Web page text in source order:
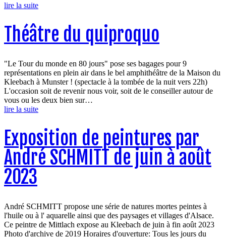
lire la suite
Théâtre du quiproquo
"Le Tour du monde en 80 jours" pose ses bagages pour 9
représentations en plein air dans le bel amphithéâtre de la Maison du
Kleebach à Munster ! (spectacle à la tombée de la nuit vers 22h)
L'occasion soit de revenir nous voir, soit de le conseiller autour de
vous ou les deux bien sur…
lire la suite
Exposition de peintures par
André SCHMITT de juin à août
2023
André SCHMITT propose une série de natures mortes peintes à
l'huile ou à l' aquarelle ainsi que des paysages et villages d'Alsace.
Ce peintre de Mittlach expose au Kleebach de juin à fin août 2023
Photo d'archive de 2019 Horaires d'ouverture: Tous les jours du